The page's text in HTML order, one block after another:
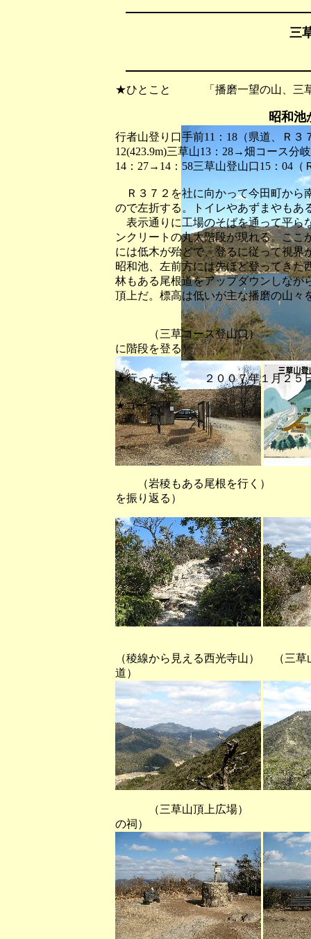
三
★ひとこと 「播磨一望の山、三草
昭和池
★行った日 ２００７年１月２
★コース
行者山登り口手前11：18（県道、Ｒ
12(423.9m)三草山13：28→畑コース
14：27→14：58三草山登山口15：04（
Ｒ３７２を社に向かって今田町から
ので左折する。トイレやあずまやもあ
表示通りに工場のそばを通って平ら
ンクリートの丸太階段が現れる。こ
には低木が殆どで、登るに従って視界
昭和池、左前方には先ほど登ってきた
林もある尾根道をアップダウンしなが
頂上だ。標高は低いが主な播磨の山々
（三草コース登山口）
に階段を登る）
（岩稜もある尾根を行く）
を振り返る）
（稜線から見える西光寺山） （
道）
（三草山頂上広場
の祠）